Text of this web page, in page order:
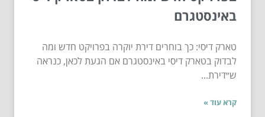
באינסטגרם
טארק דיסי: כך בוחרים דירת יוקרה בפרויקט חדש ומה
לבדוק בטארק דיסי באינסטגרם אם הגעת לכאן, כנראה
ש״דירת...
קרא עוד »